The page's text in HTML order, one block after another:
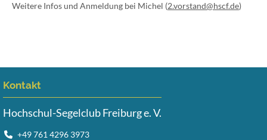
Weitere Infos und Anmeldung bei Michel (2.vorstand@hscf.de)
Kontakt
Hochschul-Segelclub Freiburg e. V.
+49 761 4296 3973